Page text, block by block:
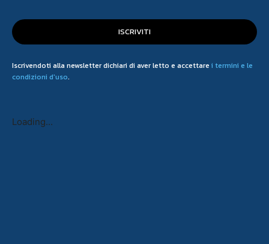
ISCRIVITI
Iscrivendoti alla newsletter dichiari di aver letto e accettare i termini e le
condizioni d'uso.
Loading...